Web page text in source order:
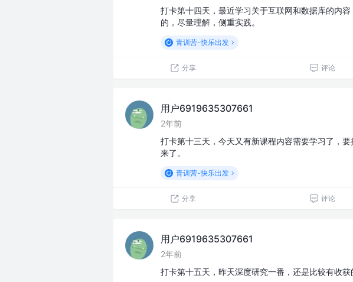
打卡第十四天，最近学习关于互联网和数据库的内
的，尽量理解，侧重实践。
青训营-快乐出发
分享 评论
用户6919635307661
2年前
打卡第十三天，今天又有新课程内容需要学习了，
来了。
青训营-快乐出发
分享 评论
用户6919635307661
2年前
打卡第十五天，昨天深度研究一番，还是比较有收获